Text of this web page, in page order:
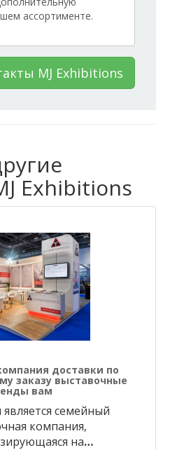
MJ Exhibitions
Exhibitions
доставки по
заказу выставочные
вам
является семейный
компания,
на…